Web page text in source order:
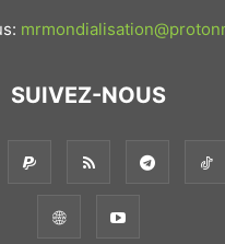
SUIVEZ-NOUS